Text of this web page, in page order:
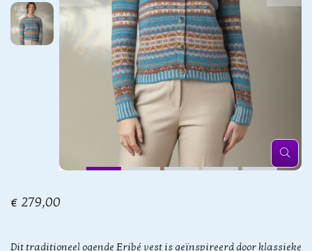
€ 279,00
Dit traditioneel ogende Eribé vest is geïnspireerd door klassieke